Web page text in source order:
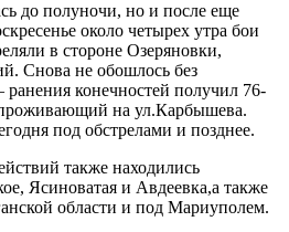
до полуночи, но и после еще
около четырех утра бои
в стороне Озеряновки,
Снова не обошлось без
конечностей получил 76-
на ул.Карбышева.
под обстрелами и позднее.
также находились
Ясиноватая и Авдеевка,а также
области и под Мариуполем.